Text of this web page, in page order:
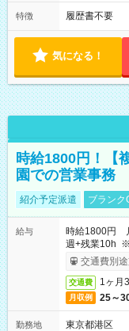
特徴 履歴書不要
気になる！
時給1800円！【
園での営業事務
紹介予定派遣 ブランク
給与
時給1800円
週+残業10h ※
交通費別
交通費 1ヶ月
月収例 25～
勤務地
東京都港区